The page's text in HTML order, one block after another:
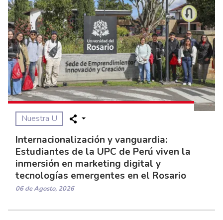
Nuestra U
Internacionalización y vanguardia:
Estudiantes de la UPC de Perú viven la
inmersión en marketing digital y
tecnologías emergentes en el Rosario
06 de Agosto, 2026